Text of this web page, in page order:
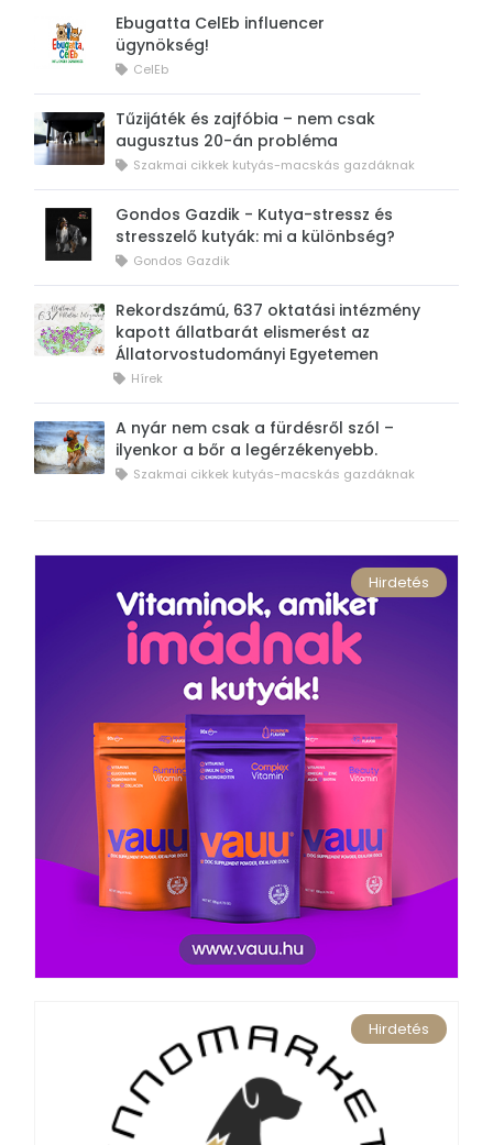
Ebugatta CelEb influencer
ügynökség!
CelEb
Tűzijáték és zajfóbia – nem csak
augusztus 20-án probléma
Szakmai cikkek kutyás-macskás gazdáknak
Gondos Gazdik - Kutya-stressz és
stresszelő kutyák: mi a különbség?
Gondos Gazdik
Rekordszámú, 637 oktatási intézmény
kapott állatbarát elismerést az
Állatorvostudományi Egyetemen
Hírek
A nyár nem csak a fürdésről szól –
ilyenkor a bőr a legérzékenyebb.
Szakmai cikkek kutyás-macskás gazdáknak
Hirdetés
Hirdetés